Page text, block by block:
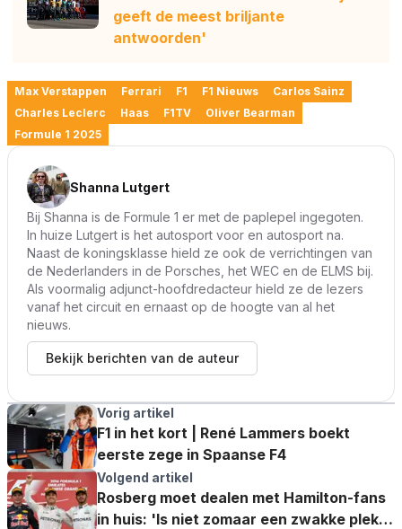
geeft de meest briljante
antwoorden'
Max Verstappen Ferrari F1 F1 Nieuws
Carlos Sainz
Charles Leclerc
Haas F1TV
Oliver Bearman
Formule 1 2025
Shanna Lutgert
Bij Shanna is de Formule 1 er met de paplepel ingegoten.
In huize Lutgert is het autosport voor en autosport na.
Naast de koningsklasse hield ze ook de verrichtingen van
de Nederlanders in de Porsches, het WEC en de ELMS bij.
Als voormalig adjunct-hoofdredacteur hield ze de lezers
vanaf het circuit en ernaast op de hoogte van al het
nieuws.
Bekijk berichten van de auteur
Vorig artikel
F1 in het kort | René Lammers boekt
eerste zege in Spaanse F4
Volgend artikel
Rosberg moet dealen met Hamilton-fans
in huis: 'Is niet zomaar een zwakke plek,